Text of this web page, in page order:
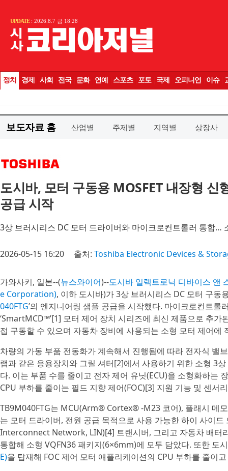
보도자료 홈 산업별 주제별 지역별 상장사
도시바, 모터 구동용 MOSFET 내장형
공급 시작
3상 브러시리스 DC 모터 드라이버와 마이크로컨트롤러 통합…
2026-05-15 16:20 출처: Toshiba Electronic Devices &
가와사키, 일본--(뉴스와이어)--도시바 일렉트로닉 디바이스
e Corporation), 이하 도시바)가 3상 브러시리스 DC 모터 구동
040FTG’의 엔지니어링 샘플 공급을 시작했다. 마이크로컨트
‘SmartMCD™’[1] 모터 제어 장치 시리즈에 최신 제품으로 추가
접 구동할 수 있으며 자동차 장비에 사용되는 소형 모터 제어에
차량의 가동 부품 전동화가 계속해서 진행됨에 따라 전자식 밸
랩과 같은 응용장치와 그릴 셔터[2]에서 사용하기 위한 소형 3
다. 이는 부품 수를 줄이고 전자 제어 유닛(ECU)을 소형화하는
CPU 부하를 줄이는 필드 지향 제어(FOC)[3] 지원 기능 및 센서
TB9M040FTG는 MCU(Arm® Cortex® ‑M23 코어), 플래시 메
는 모터 드라이버, 전원 공급 목적으로 사용 가능한 하이 사이
Interconnect Network, LIN)[4] 트랜시버, 그리고 자동차 배터
통합해 소형 VQFN36 패키지(6×6mm)에 모두 담았다. 또한 도
E)을 탑재해 FOC 제어 모터 애플리케이션의 CPU 부하를 줄이